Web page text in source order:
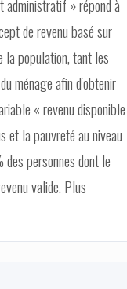
administratif » répond à
de revenu basé sur
la population, tant les
ménage afin d'obtenir
« revenu disponible
la pauvreté au niveau
personnes dont le
valide. Plus